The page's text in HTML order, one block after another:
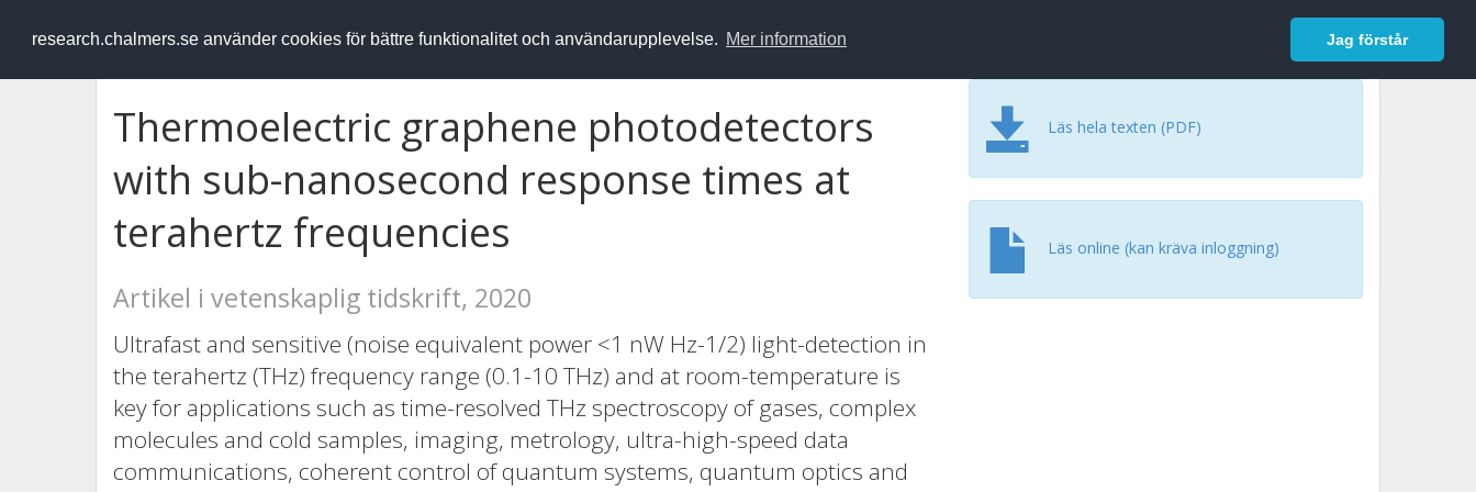
research.chalmers.se använder cookies för bättre funktionalitet och användarupplevelse. Mer information Jag förstår
RESEARCH.chalmers.se Logga in
Thermoelectric graphene photodetectors
with sub-nanosecond response times at
terahertz frequencies
Artikel i vetenskaplig tidskrift, 2020
Ultrafast and sensitive (noise equivalent power <1 nW Hz-1/2) light-detection in
the terahertz (THz) frequency range (0.1-10 THz) and at room-temperature is
key for applications such as time-resolved THz spectroscopy of gases, complex
molecules and cold samples, imaging, metrology, ultra-high-speed data
communications, coherent control of quantum systems, quantum optics and
Läs hela texten (PDF)
Läs online (kan kräva inloggning)